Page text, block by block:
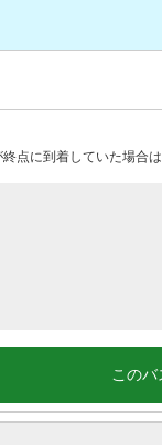
点に到着していた場合
この